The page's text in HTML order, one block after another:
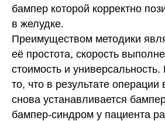
бампер которой корректно
в желудке.
Преимуществом методики
её простота, скорость
стоимость и
то, что в результате операции
снова устанавливается
бампер-синдром у пациента